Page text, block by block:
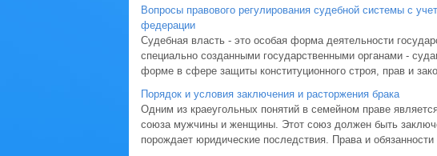
Вопросы правового регулирования судебной системы с
федерации
Судебная власть ‑ это особая форма деятельности
специально созданными государственными органами -
форме в сфере защиты конституционного строя, прав и
Порядок и условия заключения и расторжения брака
Одним из краеугольных понятий в семейном праве
союза мужчины и женщины. Этот союз должен быть
порождает юридические последствия. Права и